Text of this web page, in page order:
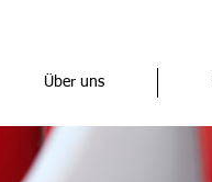
Über uns